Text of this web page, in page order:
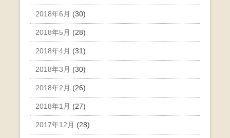
2018年6月 (30)
2018年5月 (28)
2018年4月 (31)
2018年3月 (30)
2018年2月 (26)
2018年1月 (27)
2017年12月 (28)